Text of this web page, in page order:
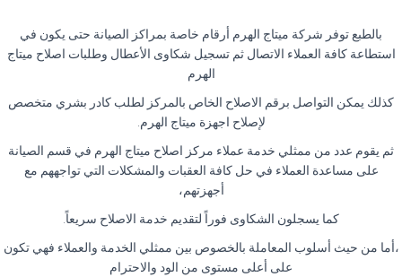
بالطبع توفر شركة ميتاج الهرم أرقام خاصة بمراكز الصيانة حتى يكون في
استطاعة كافة العملاء الاتصال ثم تسجيل شكاوى الأعطال وطلبات اصلاح ميتاج
الهرم
كذلك يمكن التواصل برقم الاصلاح الخاص بالمركز لطلب كادر بشري متخصص
لإصلاح اجهزة ميتاج الهرم.
ثم يقوم عدد من ممثلي خدمة عملاء مركز اصلاح ميتاج الهرم في قسم الصيانة
على مساعدة العملاء في حل كافة العقبات والمشكلات التي تواجههم مع
أجهزتهم،
كما يسجلون الشكاوى فوراً لتقديم خدمة الاصلاح سريعاً.
،أما من حيث أسلوب المعاملة بالخصوص بين ممثلي الخدمة والعملاء فهي تكون
على أعلى مستوى من الود والاحترام